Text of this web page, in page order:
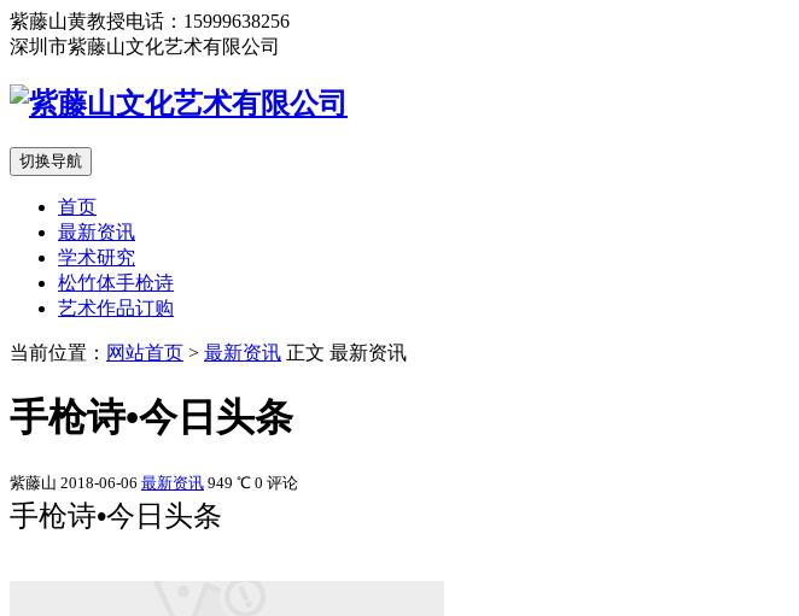
紫藤山黄教授电话：15999638256
深圳市紫藤山文化艺术有限公司
切换导航
首页
最新资讯
学术研究
松竹体手枪诗
艺术作品订购
当前位置： 网站首页 > 最新资讯 正文 最新资讯
手枪诗•今日头条
紫藤山 2018-06-06 最新资讯 949 ℃ 0 评论
手枪诗•今日头条